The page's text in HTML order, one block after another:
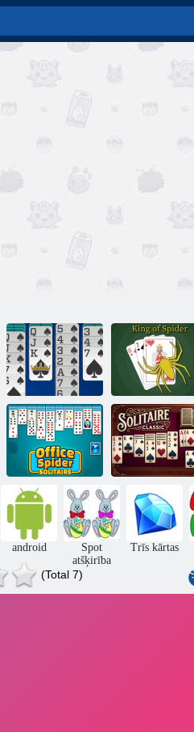
Zirnekļcilvēka
solitaire
Spider Solitaire
karalis
Office Spider
Solitaire
Solitaire Classic
android
Spot
atšķirība
Trīs kārtas
(Total 7)